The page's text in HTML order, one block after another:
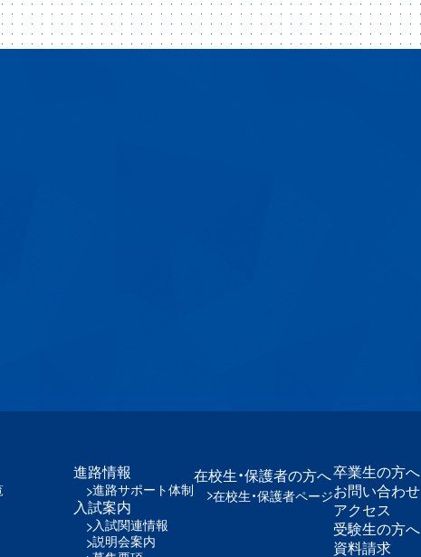
進路情報
進路サポート体制
入試案内
入試関連情報
説明会案内
在校生・保護者の方へ
在校生・保護者ページ
卒業生の方へ
お問い合わせ
アクセス
受験生の方へ
資料請求